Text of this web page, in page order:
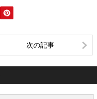
次の記事